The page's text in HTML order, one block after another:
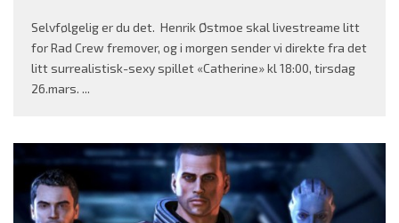
Selvfølgelig er du det. Henrik Østmoe skal livestreame litt
for Rad Crew fremover, og i morgen sender vi direkte fra det
litt surrealistisk-sexy spillet «Catherine» kl 18:00, tirsdag
26.mars. ...